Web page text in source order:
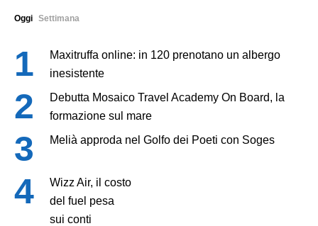
Oggi Settimana
Maxitruffa online: in 120 prenotano un albergo
inesistente
Debutta Mosaico Travel Academy On Board, la
formazione sul mare
Melià approda nel Golfo dei Poeti con Soges
Wizz Air, il costo
del fuel pesa
sui conti